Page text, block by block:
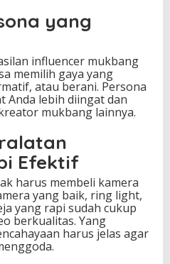
yang
influencer mukbang
memilih gaya yang
atau berani. Persona
Anda lebih diingat dan
mukbang lainnya.
Efektif
harus membeli kamera
yang baik, ring light,
yang rapi sudah cukup
berkualitas. Yang
harus jelas agar